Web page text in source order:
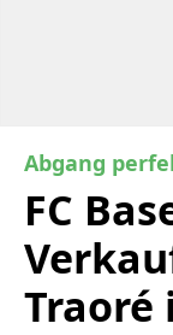
Abgang
FC
Traoré